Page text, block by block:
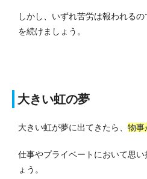
しかし、いずれ苦労は報われる
を続けましょう。
大きい虹の夢
大きい虹が夢に出てきたら、 物事
仕事やプライベートにおいて思
ょう。